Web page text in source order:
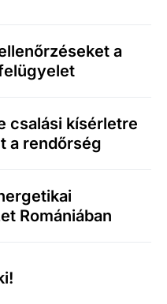
a
csalási kísérletre
a rendőrség
Romániában